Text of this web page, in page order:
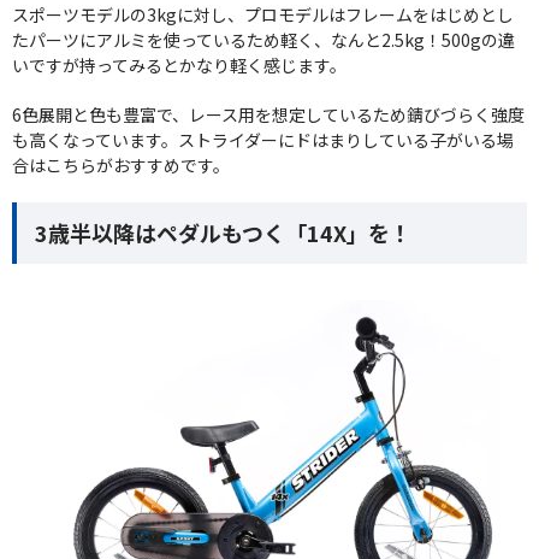
スポーツモデルの3kgに対し、プロモデルはフレームをはじめとし
たパーツにアルミを使っているため軽く、なんと2.5kg！500gの違
いですが持ってみるとかなり軽く感じます。
6色展開と色も豊富で、レース用を想定しているため錆びづらく強度
も高くなっています。ストライダーにドはまりしている子がいる場
合はこちらがおすすめです。
3歳半以降はペダルもつく「14X」を！